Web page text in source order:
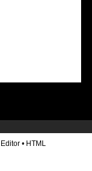
Editor • HTML